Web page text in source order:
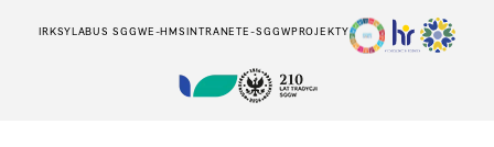
IRKSYLABUS SGGWE-HMSINTRANETE-SGGWPROJEKTY